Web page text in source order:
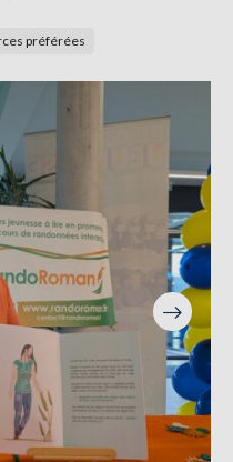
préférées
Suivant